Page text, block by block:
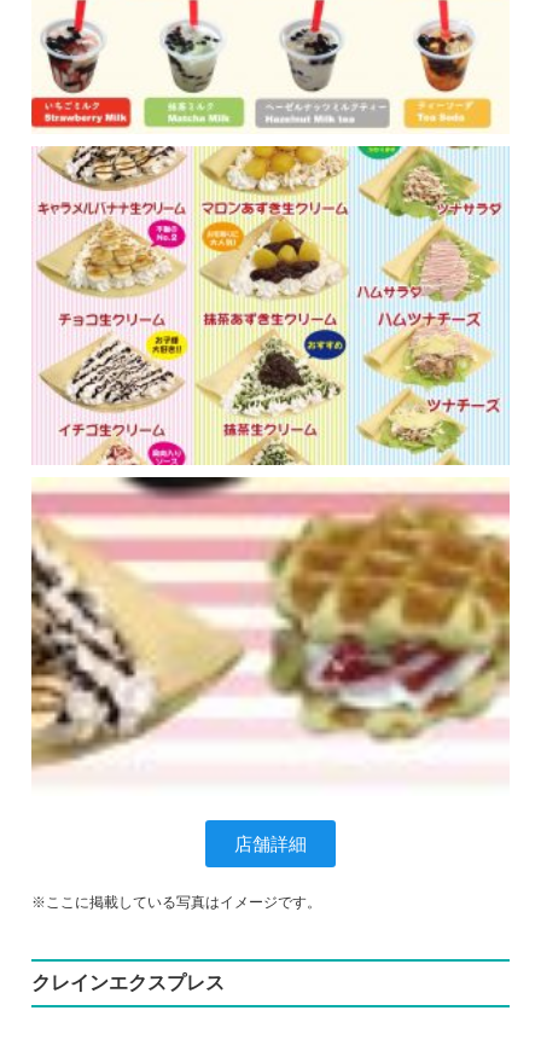
店舗詳細
※ここに掲載している写真はイメージです。
クレインエクスプレス